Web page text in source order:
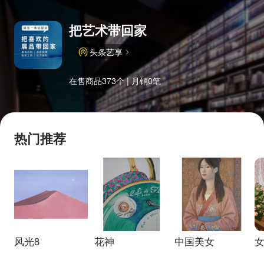
把艺术带回家
头条艺享
在售商品373个 | 月销0笔
热门推荐
风光8 花神 中国美女